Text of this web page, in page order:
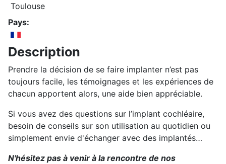
Toulouse
Pays:
Description
Prendre la décision de se faire implanter n’est pas
toujours facile, les témoignages et les expériences de
chacun apportent alors, une aide bien appréciable.
Si vous avez des questions sur l’implant cochléaire,
besoin de conseils sur son utilisation au quotidien ou
simplement envie d'échanger avec des implantés…
N'hésitez pas à venir à la rencontre de nos